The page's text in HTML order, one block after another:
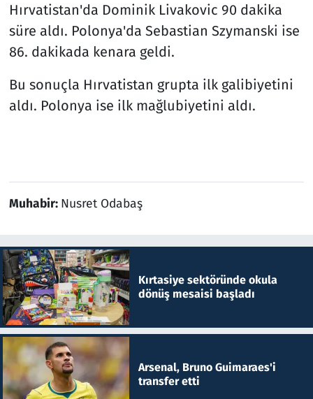
Hırvatistan'da Dominik Livakovic 90 dakika
süre aldı. Polonya'da Sebastian Szymanski ise
86. dakikada kenara geldi.
Bu sonuçla Hırvatistan grupta ilk galibiyetini
aldı. Polonya ise ilk mağlubiyetini aldı.
Muhabir: Nusret Odabaş
Kırtasiye sektöründe okula
dönüş mesaisi başladı
Arsenal, Bruno Guimaraes'i
transfer etti